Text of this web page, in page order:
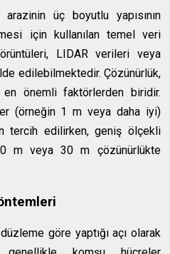
üç boyutlu yapısının
için kullanılan temel veri
LIDAR verileri veya
edilebilmektedir. Çözünürlük,
önemli faktörlerden biridir.
(örneğin 1 m veya daha iyi)
tercih edilirken, geniş ölçekli
m veya 30 m çözünürlükte
göre yaptığı açı olarak